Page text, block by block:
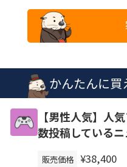
かんたんに
【男性人気】人
数投稿している
販売価格 ¥38,400